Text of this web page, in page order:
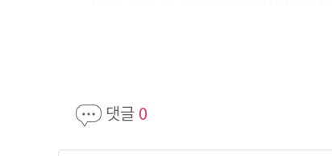
댓글 0